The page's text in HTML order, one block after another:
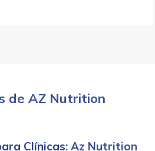
de AZ Nutrition
Clínicas: Az Nutrition